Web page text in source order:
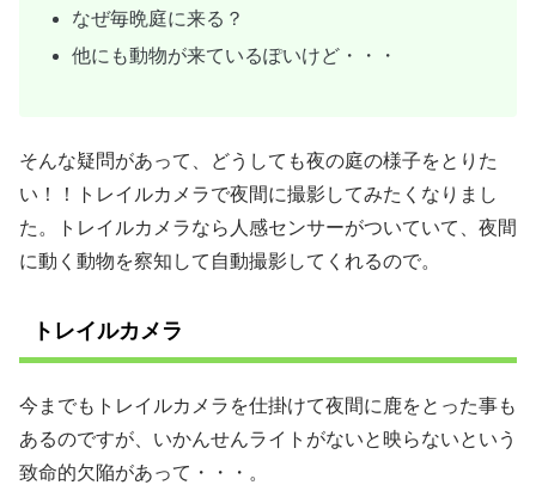
なぜ毎晩庭に来る？
他にも動物が来ているぽいけど・・・
そんな疑問があって、どうしても夜の庭の様子をとりた
い！！トレイルカメラで夜間に撮影してみたくなりまし
た。トレイルカメラなら人感センサーがついていて、夜間
に動く動物を察知して自動撮影してくれるので。
トレイルカメラ
今までもトレイルカメラを仕掛けて夜間に鹿をとった事も
あるのですが、いかんせんライトがないと映らないという
致命的欠陥があって・・・。